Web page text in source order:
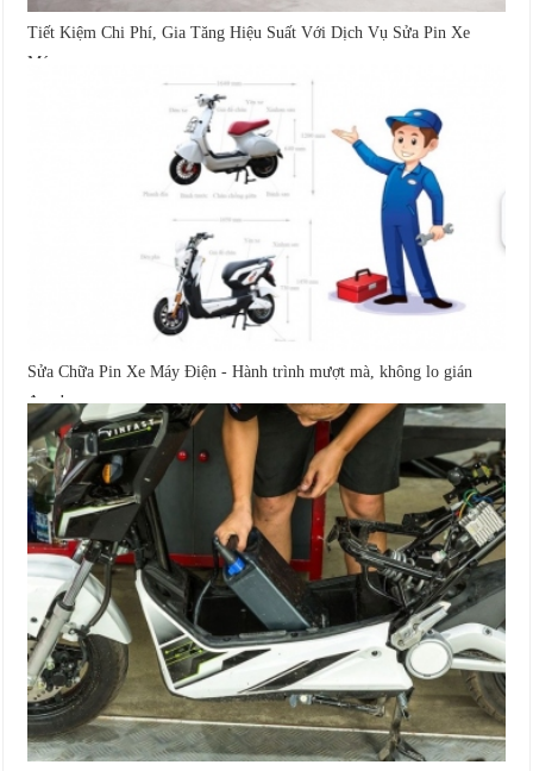
Tiết Kiệm Chi Phí, Gia Tăng Hiệu Suất Với Dịch Vụ Sửa Pin Xe
Máy...
Sửa Chữa Pin Xe Máy Điện - Hành trình mượt mà, không lo gián
đoạn!